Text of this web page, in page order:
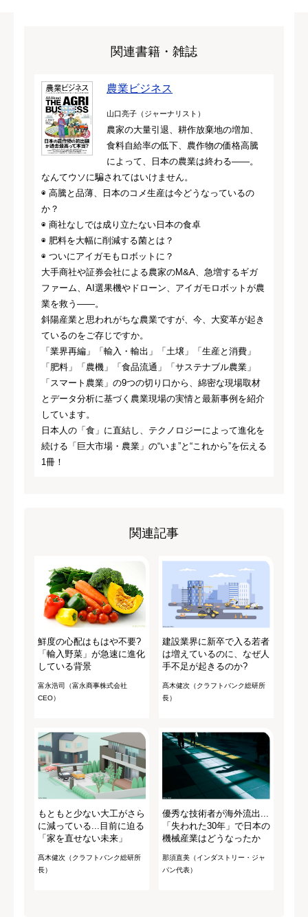
関連書籍・雑誌
農業ビジネス
山口亮子（ジャーナリスト）
農家の大量引退、耕作放棄地の増加、
食料自給率の低下、農作物の価格高騰
によって、日本の農業は終わる——。
なんてウソに騙されてはいけません。
◉ 高騰と品薄、日本のコメ生産は今どうなっているの
か？
◉ 商社なしでは成り立たない日本の食卓
◉ 肥料を大幅に削減する菌とは？
◉ ついにアイガモもロボットに？
大手商社や証券会社による農家のM&A、急増するギガ
ファーム、AI選果機やドローン、アイガモロボットが農
業を救う——。
斜陽産業と思われがちな農業ですが、今、大変革が起き
ているのをご存じですか。
「業界再編」「輸入・輸出」「土壌」「生産と消費」
「肥料」「農機」「食品流通」「サステナブル農業」
「スマート農業」の9つの切り口から、綿密な現場取材
とデータ分析に基づく農業現場の実情と最新事例を紹介
しています。
日本人の「食」に直結し、テクノロジーによって進化を
続ける「巨大市場・農業」の“いま”と“これから”を伝える
1冊！
関連記事
鮮度の心配はもはや不要?
「輸入野菜」が急速に進化
している背景
富永浩司（富永商事株式会社
CEO）
建設業界に新卒で入る若者
は増えているのに、なぜ人
手不足が起きるのか?
髙木健次（クラフトバンク総研所
長）
もともと少ない大工がさら
に減っている...目前に迫る
「家を直せない未来」
髙木健次（クラフトバンク総研所
長）
優秀な技術者が海外流出...
「失われた30年」で日本の
機械産業はどうなったか
那須直美（インダストリー・ジャ
パン代表）